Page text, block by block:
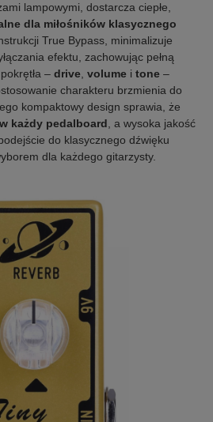
lampowymi, dostarcza ciepłe,
dla miłośników klasycznego
True Bypass, minimalizuje
efektu, zachowując pełną
– drive volume i tone –
charakteru brzmienia do
kompaktowy design sprawia, że
każdy pedalboard , a wysoka jakość
do klasycznego dźwięku
dla każdego gitarzysty.